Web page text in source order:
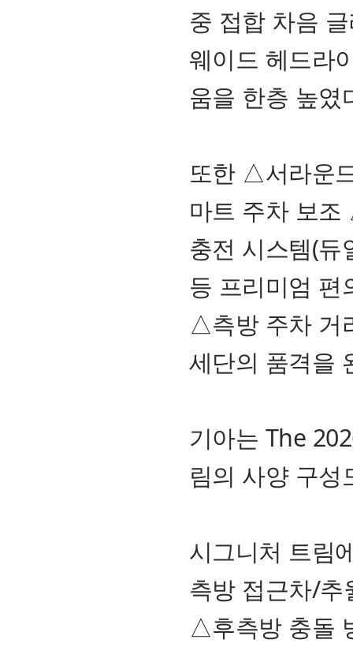
중 접합 차음
웨이드 헤드라
움을 한층 높였
또한 △서라운
마트 주차 보
충전 시스템(
등 프리미엄
△측방 주차 거
세단의 품격을
기아는 The
림의 사양 구성
시그니처 트림
측방 접근차/
△후측방 충돌